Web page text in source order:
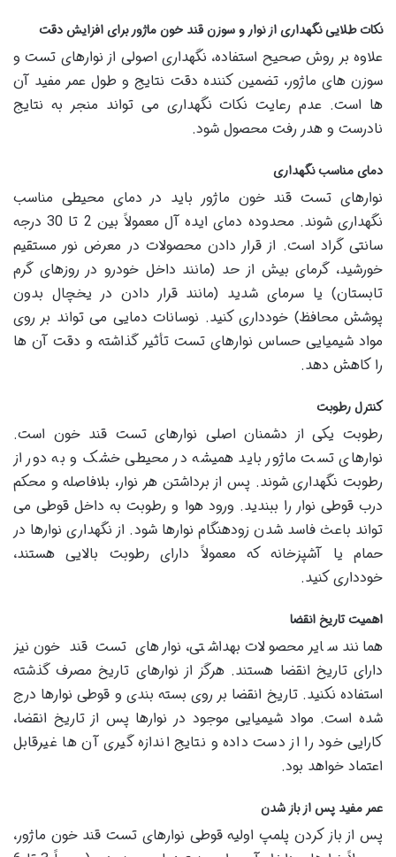
نکات طلایی نگهداری از نوار و سوزن قند خون ماژور برای افزایش دقت
علاوه بر روش صحیح استفاده، نگهداری اصولی از نوارهای تست و
سوزن های ماژور، تضمین کننده دقت نتایج و طول عمر مفید آن
ها است. عدم رعایت نکات نگهداری می تواند منجر به نتایج
نادرست و هدر رفت محصول شود.
دمای مناسب نگهداری
نوارهای تست قند خون ماژور باید در دمای محیطی مناسب
نگهداری شوند. محدوده دمای ایده آل معمولاً بین 2 تا 30 درجه
سانتی گراد است. از قرار دادن محصولات در معرض نور مستقیم
خورشید، گرمای بیش از حد (مانند داخل خودرو در روزهای گرم
تابستان) یا سرمای شدید (مانند قرار دادن در یخچال بدون
پوشش محافظ) خودداری کنید. نوسانات دمایی می تواند بر روی
مواد شیمیایی حساس نوارهای تست تأثیر گذاشته و دقت آن ها
را کاهش دهد.
کنترل رطوبت
رطوبت یکی از دشمنان اصلی نوارهای تست قند خون است.
نوارهای تست ماژور باید همیشه در محیطی خشک و به دور از
رطوبت نگهداری شوند. پس از برداشتن هر نوار، بلافاصله و محکم
درب قوطی نوار را ببندید. ورود هوا و رطوبت به داخل قوطی می
تواند باعث فاسد شدن زودهنگام نوارها شود. از نگهداری نوارها در
حمام یا آشپزخانه که معمولاً دارای رطوبت بالایی هستند،
خودداری کنید.
اهمیت تاریخ انقضا
همانند سایر محصولات بهداشتی، نوارهای تست قند خون نیز
دارای تاریخ انقضا هستند. هرگز از نوارهای تاریخ مصرف گذشته
استفاده نکنید. تاریخ انقضا بر روی بسته بندی و قوطی نوارها درج
شده است. مواد شیمیایی موجود در نوارها پس از تاریخ انقضا،
کارایی خود را از دست داده و نتایج اندازه گیری آن ها غیرقابل
اعتماد خواهد بود.
عمر مفید پس از باز شدن
پس از باز کردن پلمپ اولیه قوطی نوارهای تست قند خون ماژور،